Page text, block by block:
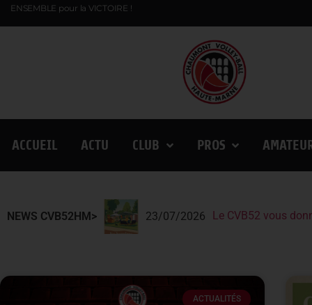
ENSEMBLE pour la VICTOIRE !
ACCUEIL ACTU CLUB PROS
NEWS CVB52HM> 23/07/2026 Le CVB52 vous
Le CVB52 présent
Lindqvist et la
ACTUALITÉS